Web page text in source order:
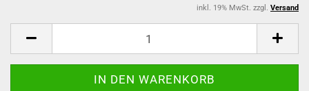
inkl. 19% MwSt. zzgl. Versand